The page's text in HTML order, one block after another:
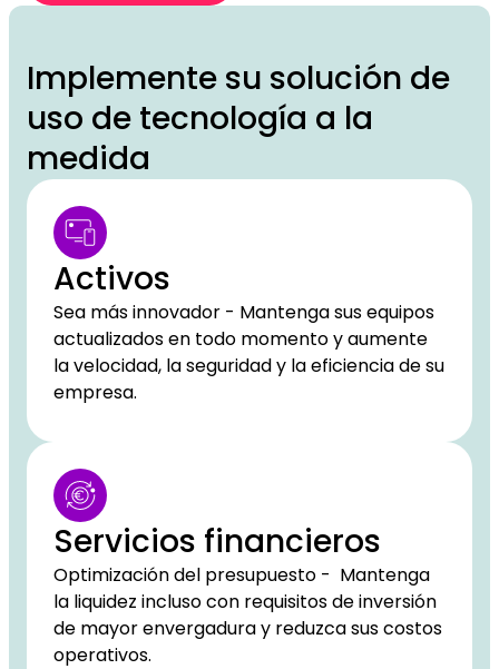
Implemente su solución de
uso de tecnología a la
medida
Activos
Sea más innovador - Mantenga sus equipos
actualizados en todo momento y aumente
la velocidad, la seguridad y la eficiencia de su
empresa.
Servicios financieros
Optimización del presupuesto - Mantenga
la liquidez incluso con requisitos de inversión
de mayor envergadura y reduzca sus costos
operativos.